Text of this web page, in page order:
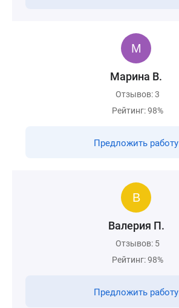
Марина В.
Отзывов: 3
Рейтинг: 98%
Предложить работу
Валерия П.
Отзывов: 5
Рейтинг: 98%
Предложить работу